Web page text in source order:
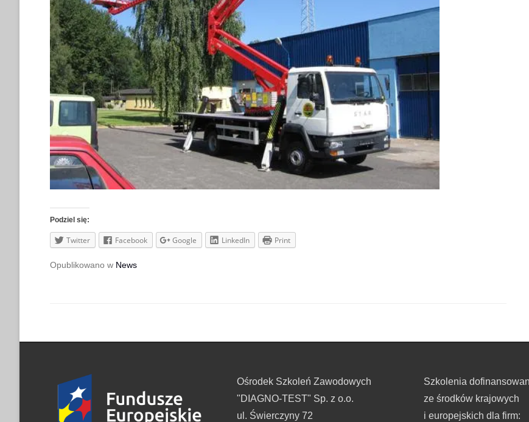
Podziel się:
Twitter Facebook Google LinkedIn Print
Opublikowano w News
Ośrodek Szkoleń Zawodowych
"DIAGNO-TEST" Sp. z o.o.
ul. Świerczyny 72
Szkolenia
ze środków krajowych
i europejskich dla firm: